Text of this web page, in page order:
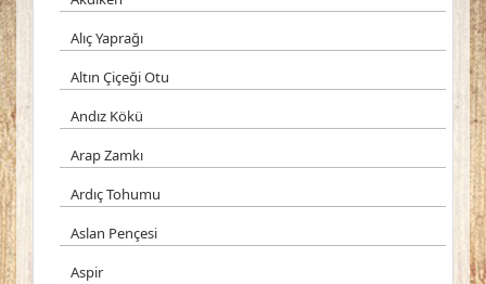
Alıç Yaprağı
Altın Çiçeği Otu
Andız Kökü
Arap Zamkı
Ardıç Tohumu
Aslan Pençesi
Aspir